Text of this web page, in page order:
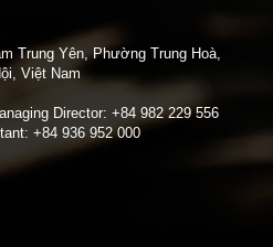
Trung Yên, Phường Trung Hoà,
Việt Nam
Director: +84 982 229 556
+84 936 952 000